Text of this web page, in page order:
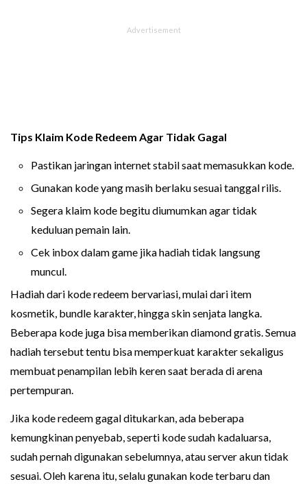
Tips Klaim Kode Redeem Agar Tidak Gagal
Pastikan jaringan internet stabil saat memasukkan kode.
Gunakan kode yang masih berlaku sesuai tanggal rilis.
Segera klaim kode begitu diumumkan agar tidak
keduluan pemain lain.
Cek inbox dalam game jika hadiah tidak langsung
muncul.
Hadiah dari kode redeem bervariasi, mulai dari item
kosmetik, bundle karakter, hingga skin senjata langka.
Beberapa kode juga bisa memberikan diamond gratis. Semua
hadiah tersebut tentu bisa memperkuat karakter sekaligus
membuat penampilan lebih keren saat berada di arena
pertempuran.
Jika kode redeem gagal ditukarkan, ada beberapa
kemungkinan penyebab, seperti kode sudah kadaluarsa,
sudah pernah digunakan sebelumnya, atau server akun tidak
sesuai. Oleh karena itu, selalu gunakan kode terbaru dan